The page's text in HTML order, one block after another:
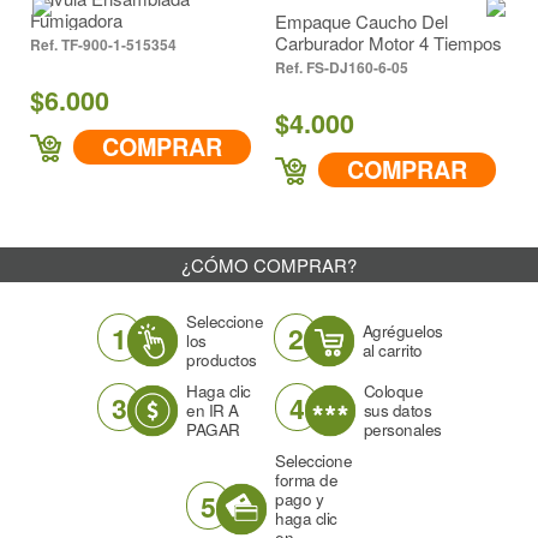
Fumigadora
TF-900-1-515354
$6.000
COMPRAR
Empaque Caucho Del
Carburador Motor 4 Tiempos
FS-DJ160-6-05
$4.000
COMPRAR
¿CÓMO COMPRAR?
1
Seleccione
los
productos
2
Agréguelos
al carrito
3
Haga clic
en IR A
PAGAR
4
Coloque
sus datos
personales
5
Seleccione
forma de
pago y
haga clic